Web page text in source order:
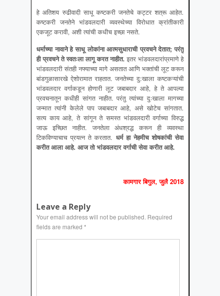
हे अतिशय रुढीवादी साधू कष्टकरी जनतेचे कट्टर शत्रू आहेत.
कष्टकरी जनतेने भांडवलदारी व्यवस्थेच्या विरोधात क्रांतीकारी
एकजूट करावी, अशी त्यांची कधीच इच्छा नसते.
धर्माच्या नावाने हे साधू लोकांना आत्मसुधाराची प्रवचने देतात; परंतु
ही प्रवचने ते स्वतःला लागू करत नाहीत. इतर भांडवलदारांप्रमाणे हे
भांडवलदारी संतही नफ्याच्या मागे असतात आणि भक्तांची लूट करून
बांडगुळासारखे ऐशोरामात राहतात. जनतेच्या दु:खाला कष्टकऱ्यांची
भांडवलदार वर्गाकडून होणारी लूट जबाबदार आहे, हे ते आपल्या
प्रवचनातून कधीही सांगत नाहीत. परंतु त्यांच्या दुःखाला मागच्या
जन्मात त्यांनी केलेले पाप जबाबदार आहे, असे खोटेच सांगतात.
सत्य काय आहे, ते सांगून ते समस्त भांडवलदारी वर्गाच्या विरुद्ध
जाऊ इच्छित नाहीत. जनतेला अंधश्रद्ध करून ही व्यवस्था
टिकविण्याचाच प्रयत्न ते करतात. धर्म हा नेहमीच शोषकांची सेवा
करीत आला आहे. आज तो भांडवलदार वर्गाची सेवा करीत आहे.
कामगार बिगुल, जुलै 2018
Leave a Reply
Your email address will not be published. Required
fields are marked *